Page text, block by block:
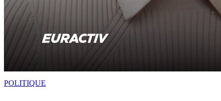
POLITIQUE